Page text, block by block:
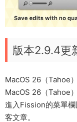
版本2.9.4更
MacOS 26（Tahoe
MacOS 26（Tahoe
進入Fission的菜單
客文章。